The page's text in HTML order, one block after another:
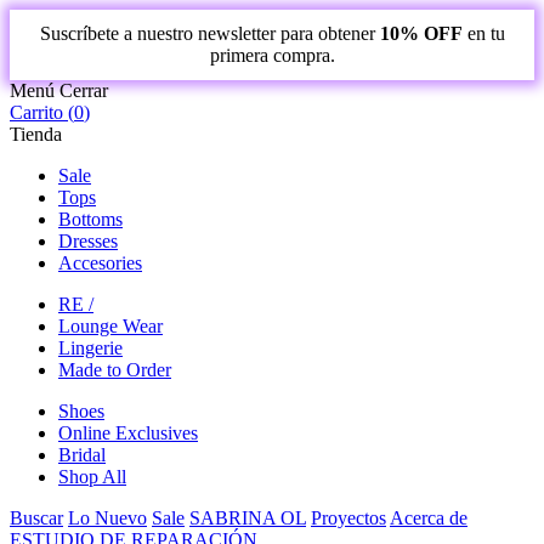
Suscríbete a nuestro newsletter para obtener 10% OFF en tu
primera compra.
Menú Cerrar
Carrito (0)
Tienda
Sale
Tops
Bottoms
Dresses
Accesories
RE /
Lounge Wear
Lingerie
Made to Order
Shoes
Online Exclusives
Bridal
Shop All
Buscar Lo Nuevo Sale SABRINA OL Proyectos Acerca de